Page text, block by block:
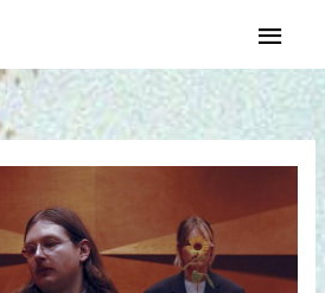
Main
Menu